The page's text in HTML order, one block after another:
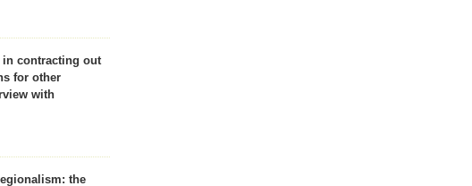
in contracting out
for other
with
the